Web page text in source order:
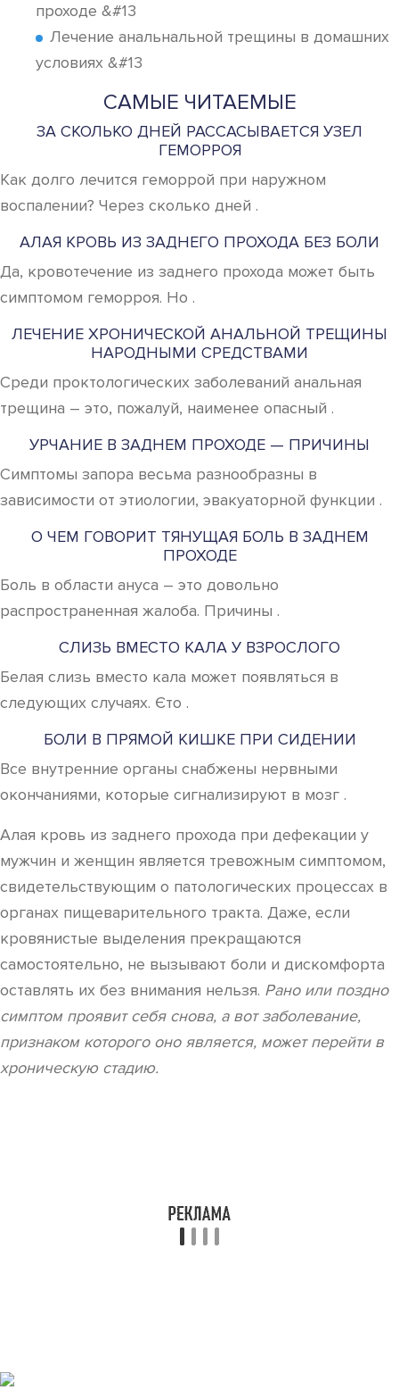
проходе &#13
Лечение анальнальной трещины в домашних
условиях &#13
САМЫЕ ЧИТАЕМЫЕ
ЗА СКОЛЬКО ДНЕЙ РАССАСЫВАЕТСЯ УЗЕЛ
ГЕМОРРОЯ
Как долго лечится геморрой при наружном
воспалении? Через сколько дней .
АЛАЯ КРОВЬ ИЗ ЗАДНЕГО ПРОХОДА БЕЗ БОЛИ
Да, кровотечение из заднего прохода может быть
симптомом геморроя. Но .
ЛЕЧЕНИЕ ХРОНИЧЕСКОЙ АНАЛЬНОЙ ТРЕЩИНЫ
НАРОДНЫМИ СРЕДСТВАМИ
Среди проктологических заболеваний анальная
трещина – это, пожалуй, наименее опасный .
УРЧАНИЕ В ЗАДНЕМ ПРОХОДЕ — ПРИЧИНЫ
Симптомы запора весьма разнообразны в
зависимости от этиологии, эвакуаторной функции .
О ЧЕМ ГОВОРИТ ТЯНУЩАЯ БОЛЬ В ЗАДНЕМ
ПРОХОДЕ
Боль в области ануса – это довольно
распространенная жалоба. Причины .
СЛИЗЬ ВМЕСТО КАЛА У ВЗРОСЛОГО
Белая слизь вместо кала может появляться в
следующих случаях. Єто .
БОЛИ В ПРЯМОЙ КИШКЕ ПРИ СИДЕНИИ
Все внутренние органы снабжены нервными
окончаниями, которые сигнализируют в мозг .
Алая кровь из заднего прохода при дефекации у
мужчин и женщин является тревожным симптомом,
свидетельствующим о патологических процессах в
органах пищеварительного тракта. Даже, если
кровянистые выделения прекращаются
самостоятельно, не вызывают боли и дискомфорта
оставлять их без внимания нельзя. Рано или поздно
симптом проявит себя снова, а вот заболевание,
признаком которого оно является, может перейти в
хроническую стадию.